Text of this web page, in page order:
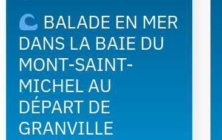
BALADE EN MER
DANS LA BAIE DU
MONT-SAINT-
MICHEL AU
DÉPART DE
GRANVILLE